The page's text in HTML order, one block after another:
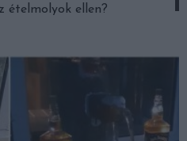
ételmolyok ellen?